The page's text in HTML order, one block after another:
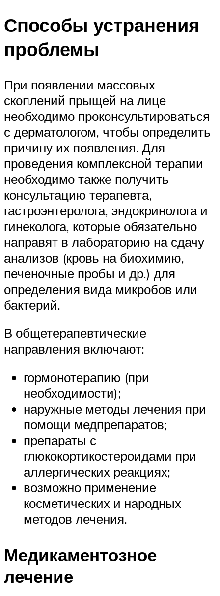
Способы устранения
проблемы
При появлении массовых
скоплений прыщей на лице
необходимо проконсультироваться
с дерматологом, чтобы определить
причину их появления. Для
проведения комплексной терапии
необходимо также получить
консультацию терапевта,
гастроэнтеролога, эндокринолога и
гинеколога, которые обязательно
направят в лабораторию на сдачу
анализов (кровь на биохимию,
печеночные пробы и др.) для
определения вида микробов или
бактерий.
В общетерапевтические
направления включают:
гормонотерапию (при
необходимости);
наружные методы лечения при
помощи медпрепаратов;
препараты с
глюкокортикостероидами при
аллергических реакциях;
возможно применение
косметических и народных
методов лечения.
Медикаментозное
лечение